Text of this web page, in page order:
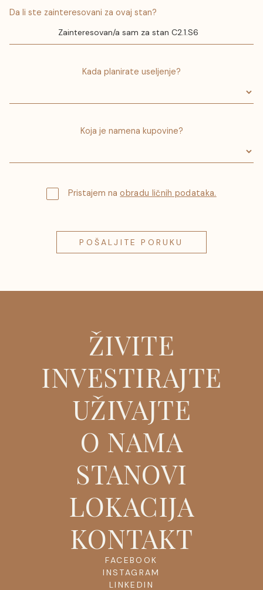
Da li ste zainteresovani za ovaj stan?
Kada planirate useljenje?
Koja je namena kupovine?
Pristajem naobradu ličnih podataka.
ŽIVITE
INVESTIRAJTE
UŽIVAJTE
O NAMA
STANOVI
LOKACIJA
KONTAKT
FACEBOOK
INSTAGRAM
LINKEDIN